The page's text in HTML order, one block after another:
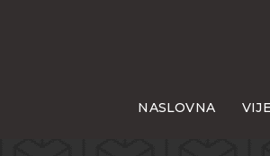
NASLOVNA